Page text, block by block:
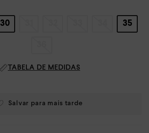
30 35
TABELA DE MEDIDAS